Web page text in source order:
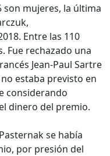
son mujeres, la última
Entre las 110
Fue rechazado una
Jean-Paul Sartre
estaba previsto en
considerando
dinero del premio.
se había
por presión del